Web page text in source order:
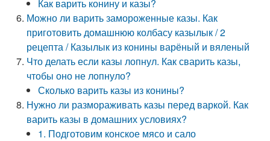
Как варить конину и казы?
Можно ли варить замороженные казы. Как
приготовить домашнюю колбасу казылык / 2
рецепта / Казылык из конины варёный и вяленый
Что делать если казы лопнул. Как сварить казы,
чтобы оно не лопнуло?
Сколько варить казы из конины?
Нужно ли размораживать казы перед варкой. Как
варить казы в домашних условиях?
1. Подготовим конское мясо и сало